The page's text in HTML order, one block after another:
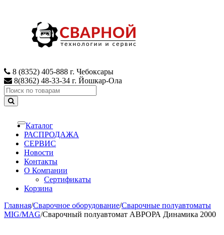
navigation
8 (8352) 405-888 г. Чебоксары
8(8362) 48-33-34 г. Йошкар-Ола
Search
for:
Toggle
navigation
Каталог
РАСПРОДАЖА
СЕРВИС
Новости
Контакты
О Компании
Сертификаты
Корзина
Главная/Сварочное оборудование/Сварочные полуавтоматы
MIG/MAG/Сварочный полуавтомат АВРОРА Динамика 2000